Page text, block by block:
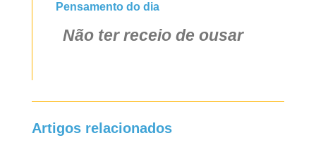
Pensamento do dia
Não ter receio de ousar
Artigos relacionados